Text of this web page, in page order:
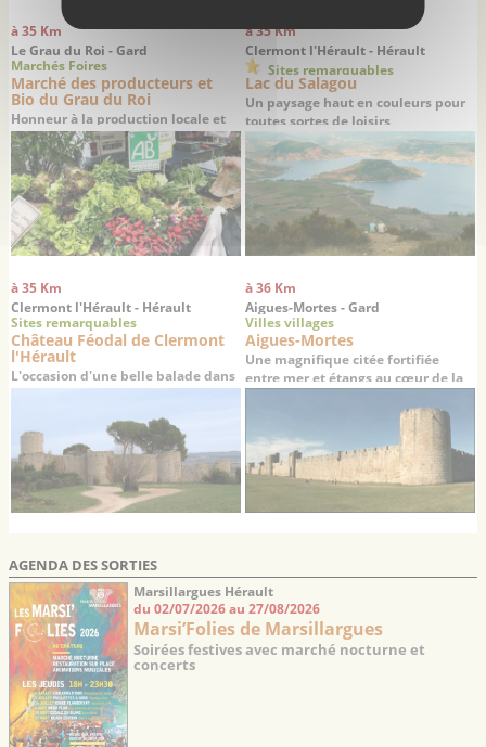
à 35 Km
Le Grau du Roi - Gard
Marchés Foires
Marché des producteurs et
Bio du Grau du Roi
Honneur à la production locale et
aux produits biologiques
à 35 Km
Clermont l'Hérault - Hérault
Sites remarquables
Lac du Salagou
Un paysage haut en couleurs pour
toutes sortes de loisirs
à 35 Km
Clermont l'Hérault - Hérault
Sites remarquables
Château Féodal de Clermont
l'Hérault
L'occasion d'une belle balade dans
la vallée de l'Hérault
à 36 Km
Aigues-Mortes - Gard
Villes villages
Aigues-Mortes
Une magnifique citée fortifiée
entre mer et étangs au cœur de la
AGENDA DES SORTIES
Marsillargues Hérault
du 02/07/2026 au 27/08/2026
Marsi’Folies de Marsillargues
Soirées festives avec marché nocturne et
concerts